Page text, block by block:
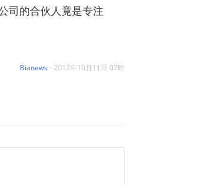
司的合伙人竟是专注
Bianews · 2017年10月11日 07时